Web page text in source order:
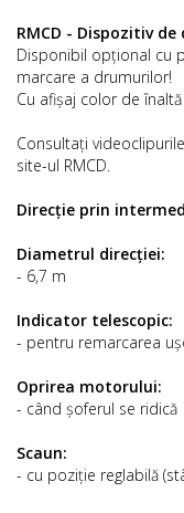
RMCD - Dispozitiv
Disponibil opțional cu
marcare a drumurilor!
Cu afișaj color de
Consultați
site-ul RMCD.
Direcție prin
Diametrul direcției:
- 6,7 m
Indicator telescopic:
- pentru remarcarea
Oprirea motorului:
- când șoferul se ridică
Scaun:
- cu poziție reglabilă